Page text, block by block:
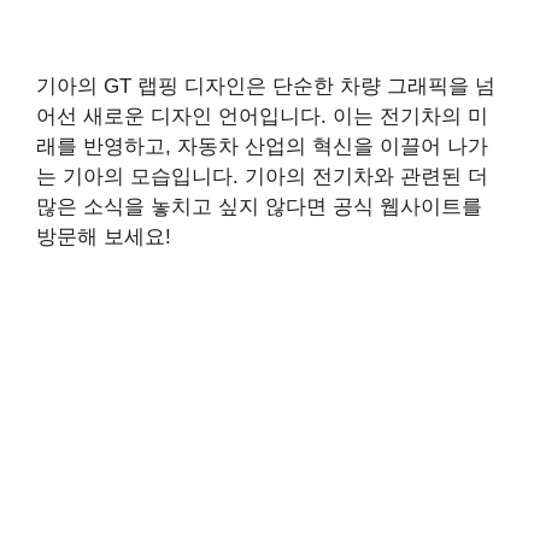
기아의 GT 랩핑 디자인은 단순한 차량 그래픽을 넘
어선 새로운 디자인 언어입니다. 이는 전기차의 미
래를 반영하고, 자동차 산업의 혁신을 이끌어 나가
는 기아의 모습입니다. 기아의 전기차와 관련된 더
많은 소식을 놓치고 싶지 않다면 공식 웹사이트를
방문해 보세요!